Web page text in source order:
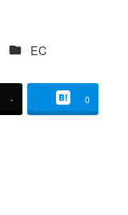
カテゴリー
EC
- 0